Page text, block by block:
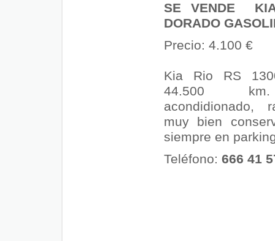
SE VENDE
DORADO
Precio: 4.100 €
Kia Rio RS
44.500
acondidionado,
muy bien
siempre en
Teléfono: 666 41